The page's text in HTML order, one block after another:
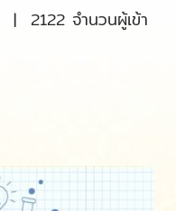
| 2122 จำนวนผู้เข้า